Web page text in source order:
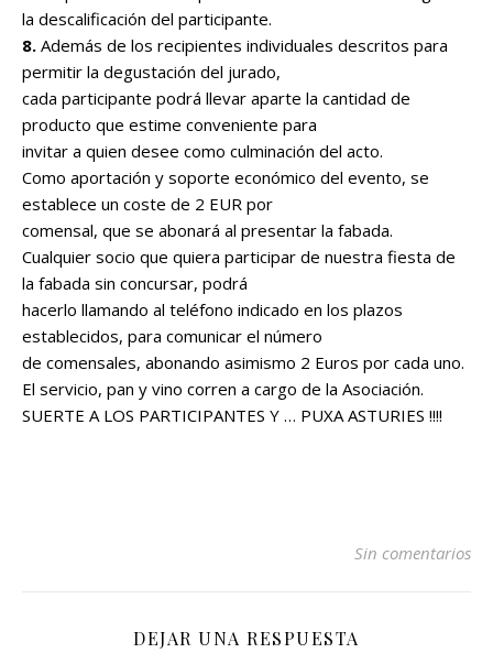
la descalificación del participante.
8. Además de los recipientes individuales descritos para
permitir la degustación del jurado,
cada participante podrá llevar aparte la cantidad de
producto que estime conveniente para
invitar a quien desee como culminación del acto.
Como aportación y soporte económico del evento, se
establece un coste de 2 EUR por
comensal, que se abonará al presentar la fabada.
Cualquier socio que quiera participar de nuestra fiesta de
la fabada sin concursar, podrá
hacerlo llamando al teléfono indicado en los plazos
establecidos, para comunicar el número
de comensales, abonando asimismo 2 Euros por cada uno.
El servicio, pan y vino corren a cargo de la Asociación.
SUERTE A LOS PARTICIPANTES Y … PUXA ASTURIES !!!!
Sin comentarios
DEJAR UNA RESPUESTA